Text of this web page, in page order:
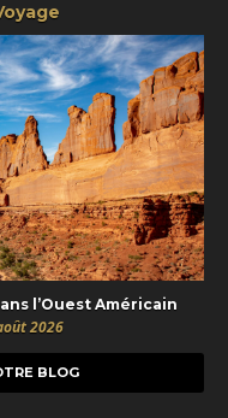
l’Ouest Américain
2026
BLOG